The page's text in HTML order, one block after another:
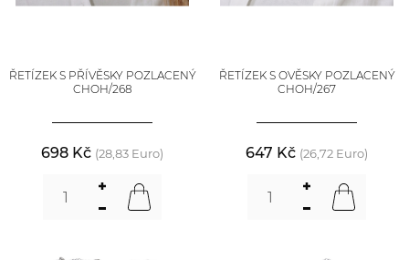
ŘETÍZEK S PŘÍVĚSKY POZLACENÝ
CHOH/268
698 Kč (28,83 Euro)
ŘETÍZEK S OVĚSKY POZLACENÝ
CHOH/267
647 Kč (26,72 Euro)